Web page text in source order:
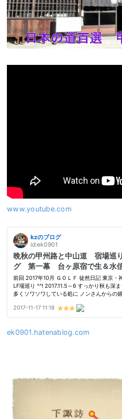
www.youtube.com
ek0901.hatenablog.com